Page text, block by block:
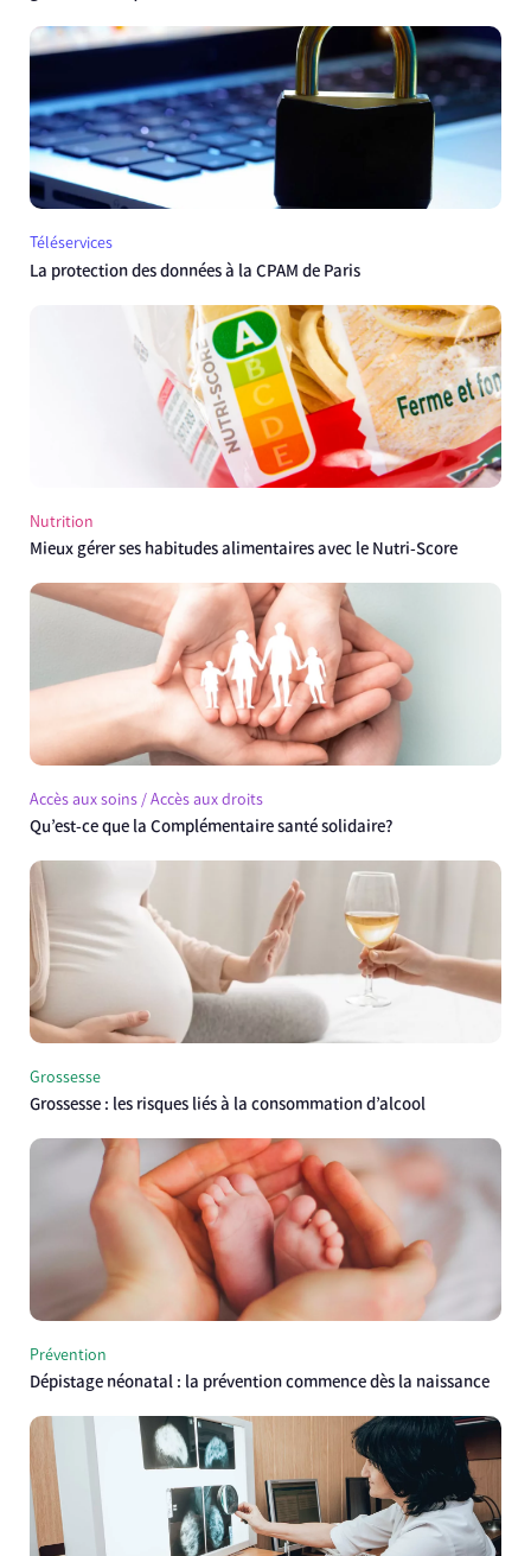
Téléservices
La protection des données à la CPAM de Paris
Nutrition
Mieux gérer ses habitudes alimentaires avec le Nutri-Score
Accès aux soins / Accès aux droits
Qu’est-ce que la Complémentaire santé solidaire?
Grossesse
Grossesse : les risques liés à la consommation d’alcool
Prévention
Dépistage néonatal : la prévention commence dès la naissance